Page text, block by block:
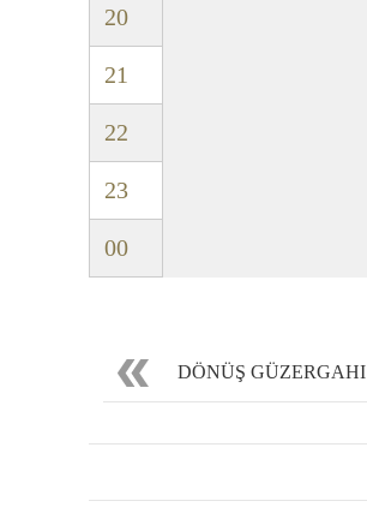
20
21
22
23
00
DÖNÜŞ GÜZERGAHI